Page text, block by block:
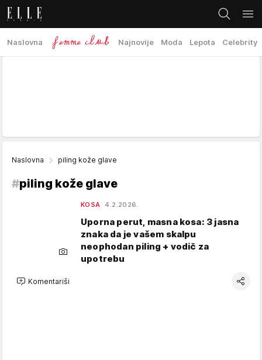
Naslovna Najnovije Moda Lepota Celebrity
Naslovna piling kože glave
#piling kože glave
KOSA 4.2.2026.
Uporna perut, masna kosa: 3 jasna
znaka da je vašem skalpu
neophodan piling + vodič za
upotrebu
Komentariši